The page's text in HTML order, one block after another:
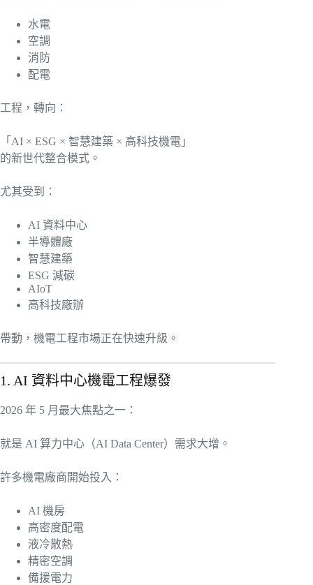
水電
空調
消防
配電
工程，轉向：
「AI × ESG × 智慧建築 × 高科技機電」
的新世代整合模式。
尤其受到：
AI 資料中心
半導體廠
智慧建築
ESG 減碳
AIoT
高科技廠辦
帶動，機電工程市場正在快速升級。
1. AI 資料中心機電工程爆發
2026 年 5 月最大焦點之一：
就是 AI 算力中心（AI Data Center）需求大增。
許多機電廠商開始投入：
AI 機房
高密度配電
液冷散熱
精密空調
備援電力